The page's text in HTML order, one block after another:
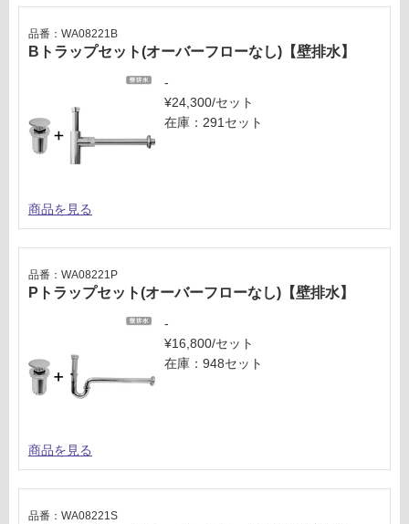
Bトラップセット(オーバーフローなし)【壁排水】
品番：WA08221B
-
¥24,300/セット
在庫：291セット
商品を見る
Pトラップセット(オーバーフローなし)【壁排水】
品番：WA08221P
-
¥16,800/セット
在庫：948セット
商品を見る
品番：WA08221S